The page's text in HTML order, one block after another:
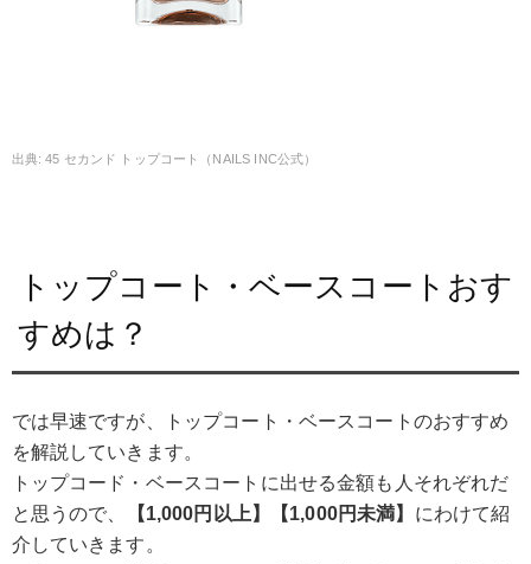
45 セカンド トップコート（NAILS INC公式）
トップコート・ベースコートおす
すめは？
では早速ですが、トップコート・ベースコートのおすすめ
を解説していきます。
トップコード・ベースコートに出せる金額も人それぞれだ
と思うので、
【1,000円以上】【1,000円未満】 にわけて紹
介していきます。